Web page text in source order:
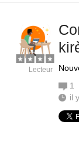
Lecteur
1
il